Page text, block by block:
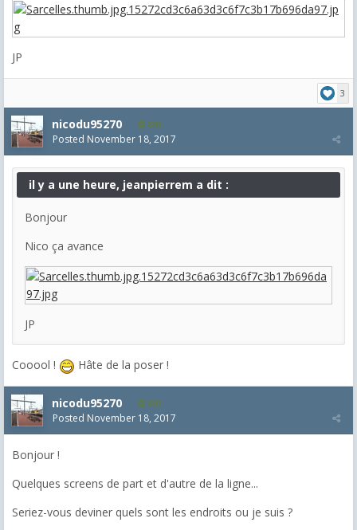
JP
3
nicodu95270 801
Posted November 18, 2017
il y a une heure, jeanpierrem a dit :
Bonjour
Nico ça avance
JP
Cooool ! Hâte de la poser !
nicodu95270 801
Posted November 18, 2017
Bonjour !
Quelques screens de part et d'autre de la ligne...
Seriez-vous deviner quels sont les endroits ou je suis ?